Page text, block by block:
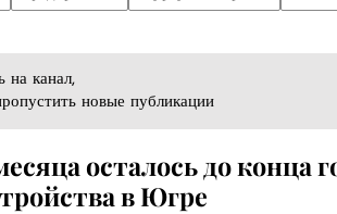
на канал,
новые публикации
осталось до конца
в Югре